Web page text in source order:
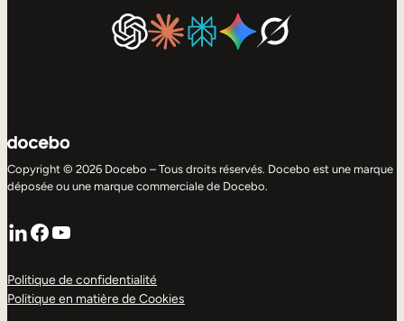
Copyright © 2026 Docebo – Tous droits réservés. Docebo est une marque
déposée ou une marque commerciale de Docebo.
LinkedIn
Facebook
YouTube
Politique de confidentialité
Politique en matière de Cookies